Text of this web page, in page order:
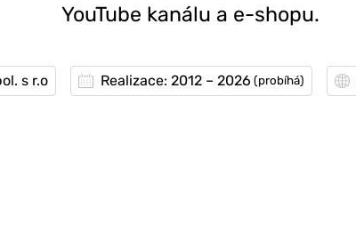
YouTube kanálu a e-shopu.
s r.o Realizace: 2012 – 2026 (probíhá)